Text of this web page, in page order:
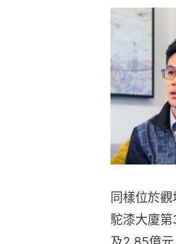
同樣位於
駝漆大廈